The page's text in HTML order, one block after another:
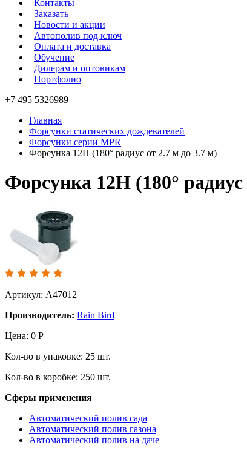
Контакты
Заказать
Новости и акции
Автополив под ключ
Оплата и доставка
Обучение
Дилерам и оптовикам
Портфолио
+7 495 5326989
Главная
Форсунки статических дождевателей
Форсунки серии MPR
Форсунка 12H (180° радиус от 2.7 м до 3.7 м)
Форсунка 12H (180°
Артикул: A47012
Производитель: Rain Bird
Цена: 0 Р
Кол-во в упаковке: 25 шт.
Кол-во в коробке: 250 шт.
Сферы применения
Автоматический полив сада
Автоматический полив газона
Автоматический полив на даче